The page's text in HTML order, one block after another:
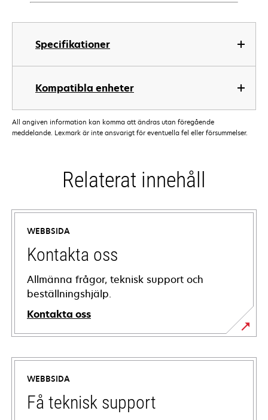
Specifikationer
Kompatibla enheter
All angiven information kan komma att ändras utan föregående
meddelande. Lexmark är inte ansvarigt för eventuella fel eller försummelser.
Relaterat innehåll
WEBBSIDA
Kontakta oss
Allmänna frågor, teknisk support och
beställningshjälp.
Kontakta oss
WEBBSIDA
Få teknisk support